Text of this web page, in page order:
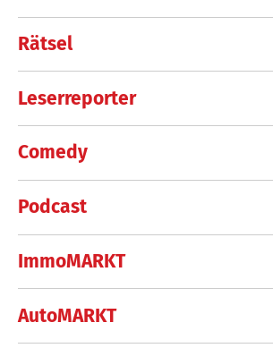
Rätsel
Leserreporter
Comedy
Podcast
ImmoMARKT
AutoMARKT